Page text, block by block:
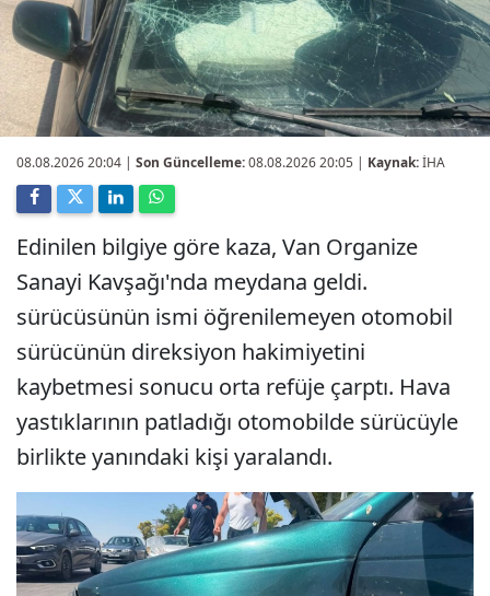
08.08.2026 20:04 | Son Güncelleme:08.08.2026 20:05 | Kaynak:İHA
Edinilen bilgiye göre kaza, Van Organize
Sanayi Kavşağı'nda meydana geldi.
sürücüsünün ismi öğrenilemeyen otomobil
sürücünün direksiyon hakimiyetini
kaybetmesi sonucu orta refüje çarptı. Hava
yastıklarının patladığı otomobilde sürücüyle
birlikte yanındaki kişi yaralandı.